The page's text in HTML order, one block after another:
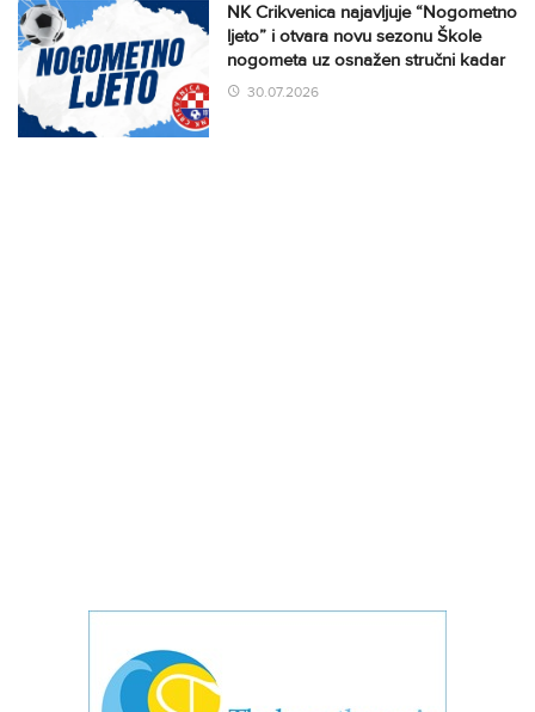
NK Crikvenica najavljuje “Nogometno
ljeto” i otvara novu sezonu Škole
nogometa uz osnažen stručni kadar
30.07.2026